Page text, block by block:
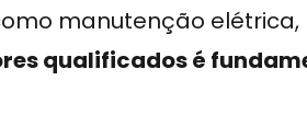
manutenção
qualificados é